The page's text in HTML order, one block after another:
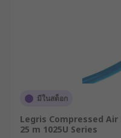
มีในสต็อก
Legris Compressed
25 m 1025U Series